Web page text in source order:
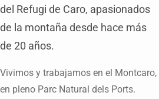
del Refugi de Caro, apasionados
de la montaña desde hace más
de 20 años.
Vivimos y trabajamos en el Montcaro,
en pleno Parc Natural dels Ports.